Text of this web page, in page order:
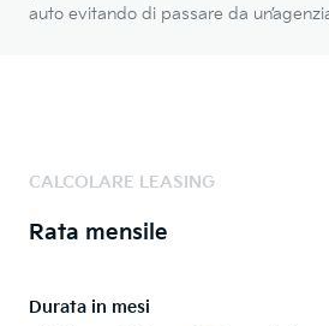
auto evitando di passare da
CALCOLARE LEASING
Rata mensile
Durata in mesi